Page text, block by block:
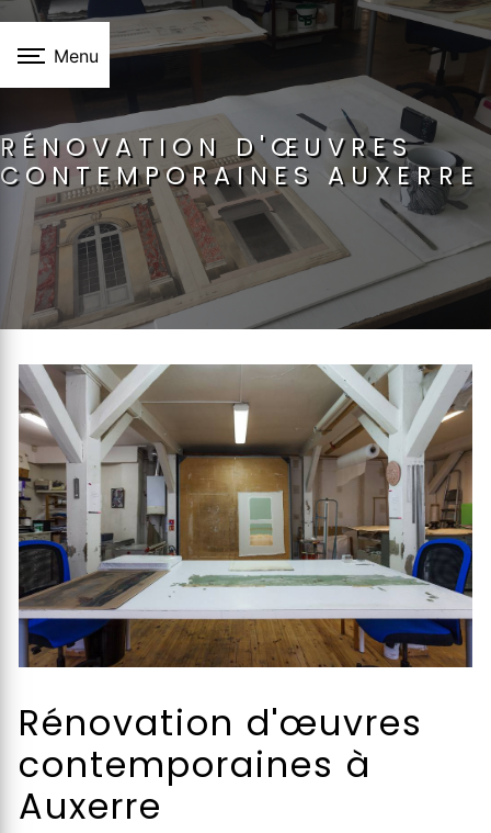
Menu
RÉNOVATION D'ŒUVRES
CONTEMPORAINES AUXERRE
Rénovation d'œuvres
contemporaines à
Auxerre
Panneau de gestion des cookies